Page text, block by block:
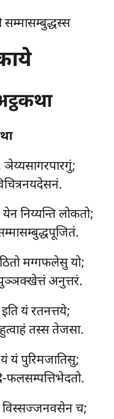
ञेय्यसागरपारगुं;
निय्यन्ति लोकतो;
मग्गफलेसु यो;
अनुत्तरं.
यं रतनत्तये;
तस्स तेजसा.
यं पुरिमजातिसु;
फलसम्पत्तिभेदतो.
विस्सज्जनवसेन च;